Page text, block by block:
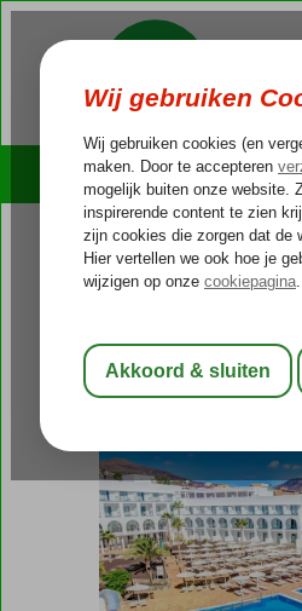
Cruises
Home
Spanje Canarische
SBH
All Inclusive